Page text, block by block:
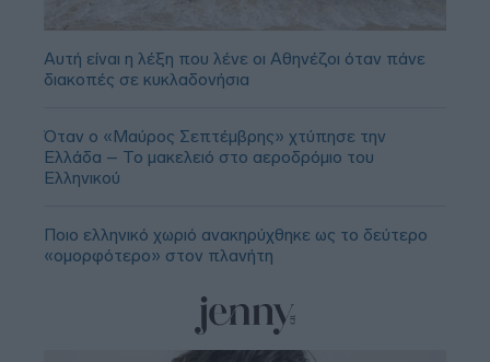
Αυτή είναι η λέξη που λένε οι Αθηνέζοι όταν πάνε
διακοπές σε κυκλαδονήσια
Όταν ο «Μαύρος Σεπτέμβρης» χτύπησε την
Ελλάδα – Το μακελειό στο αεροδρόμιο του
Ελληνικού
Ποιο ελληνικό χωριό ανακηρύχθηκε ως το δεύτερο
«ομορφότερο» στον πλανήτη